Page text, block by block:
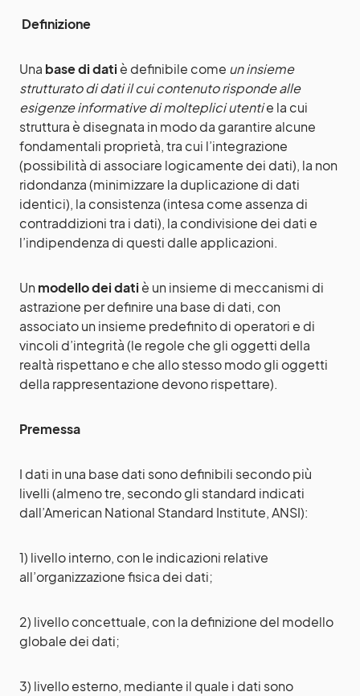
Definizione
Una base di dati è definibile come un insieme
strutturato di dati il cui contenuto risponde alle
esigenze informative di molteplici utentie la cui
struttura è disegnata in modo da garantire alcune
fondamentali proprietà, tra cui l’integrazione
(possibilità di associare logicamente dei dati), la non
ridondanza (minimizzare la duplicazione di dati
identici), la consistenza (intesa come assenza di
contraddizioni tra i dati), la condivisione dei dati e
l’indipendenza di questi dalle applicazioni.
Un modello dei dati è un insieme di meccanismi di
astrazione per definire una base di dati, con
associato un insieme predefinito di operatori e di
vincoli d’integrità (le regole che gli oggetti della
realtà rispettano e che allo stesso modo gli oggetti
della rappresentazione devono rispettare).
Premessa
I dati in una base dati sono definibili secondo più
livelli (almeno tre, secondo gli standard indicati
dall’American National Standard Institute, ANSI):
1) livello interno, con le indicazioni relative
all’organizzazione fisica dei dati;
2) livello concettuale, con la definizione del modello
globale dei dati;
3) livello esterno, mediante il quale i dati sono